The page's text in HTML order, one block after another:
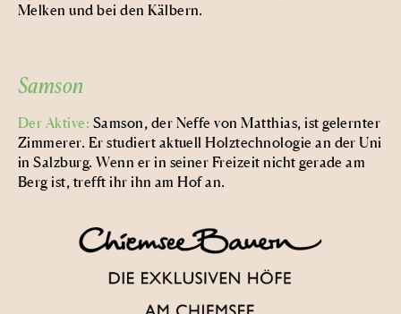
Melken und bei den Kälbern.
Samson
Der Aktive: Samson, der Neffe von Matthias, ist gelernter
Zimmerer. Er studiert aktuell Holztechnologie an der Uni
in Salzburg. Wenn er in seiner Freizeit nicht gerade am
Berg ist, trefft ihr ihn am Hof an.